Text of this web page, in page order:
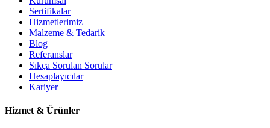
Sertifikalar
Hizmetlerimiz
Malzeme & Tedarik
Blog
Referanslar
Sıkça Sorulan Sorular
Hesaplayıcılar
Kariyer
Hizmet & Ürünler